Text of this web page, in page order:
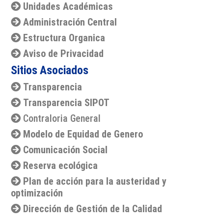
Unidades Académicas
Administración Central
Estructura Organica
Aviso de Privacidad
Sitios Asociados
Transparencia
Transparencia SIPOT
Contraloria General
Modelo de Equidad de Genero
Comunicación Social
Reserva ecológica
Plan de acción para la austeridad y
optimización
Dirección de Gestión de la Calidad